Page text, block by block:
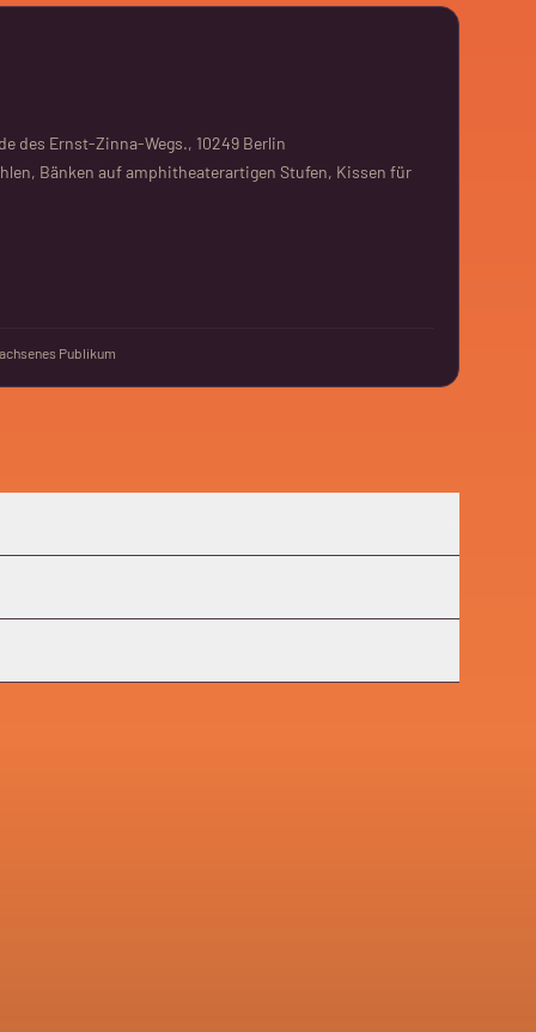
des Ernst-Zinna-Wegs., 10249 Berlin
Bänken auf amphitheaterartigen Stufen, Kissen für
Publikum